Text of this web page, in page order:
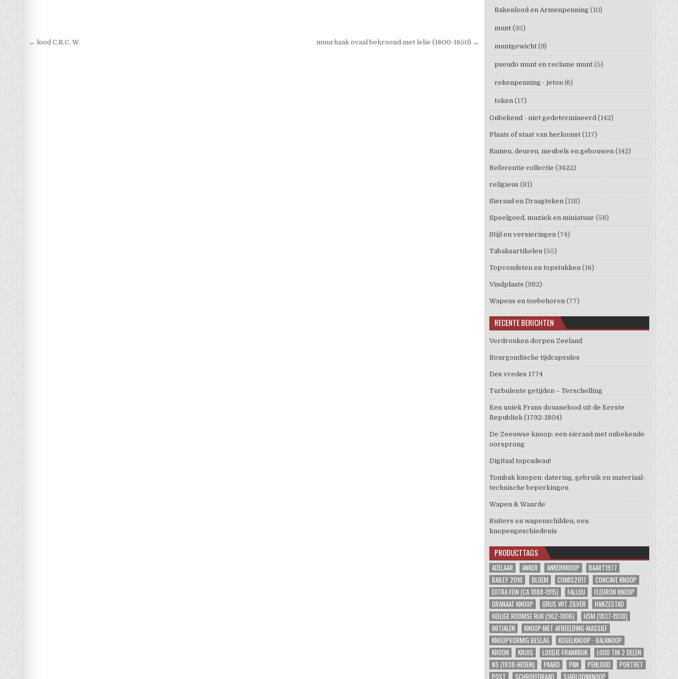
Berichtnavigatie
← lood C.R.C. W. muurhaak ovaal bekroond met lelie (1600-1650) →
Bakenlood en Armenpenning (10)
munt (35)
muntgewicht (9)
pseudo munt en reclame munt (5)
rekenpenning - jeton (6)
token (17)
Onbekend - niet gedetermineerd (142)
Plaats of staat van herkomst (117)
Ramen, deuren, meubels en gebouwen (142)
Referentie collectie (3422)
religieus (81)
Sieraad en Draagteken (118)
Speelgoed, muziek en miniatuur (58)
Stijl en versieringen (74)
Tabaksartikelen (55)
Topvondsten en topstukken (16)
Vindplaats (982)
Wapens en toebehoren (77)
RECENTE BERICHTEN
Verdronken dorpen Zeeland
Bourgondische tijdcapsules
Des vredes 1774
Turbulente getijden – Terschelling
Een uniek Frans douanelood uit de Eerste
Republiek (1792-1804)
De Zeeuwse knoop: een sieraad met onbekende
oorsprong
Digitaal topcadeau!
Tombak knopen: datering, gebruik en materiaal-
technische beperkingen
Wapen & Waarde
Ruiters en wapenschilden, een
knopengeschiedenis
PRODUCTTAGS
ADELAAR ANKER ANKERKNOOP
BAART1977
BAILEY 2016
BLOEM COMIS2017
CONCAVE KNOOP
EXTRA FEIN (CA 1888-1915)
FALLOU
FLEURON KNOOP
GRANAAT KNOOP
GRIJS WIT ZILVER
HANZESTAD
HEILIGE ROOMSE RIJK (962-1806)
HSM (1837-1938)
INITIALEN
KNOOP-MET-AFBEELDING-MASSIEF
KNOOPVORMIG BESLAG
KOGELKNOOP - BALKNOOP
KROON
KRUIS LOODJE-FRANKRIJK
LOOD TIN 2 DELEN
NS (1938-HEDEN)
PAARD PAN PENLOOD
PORTRET
POST
SCHROEFDRAAD SJABLOONKNOOP